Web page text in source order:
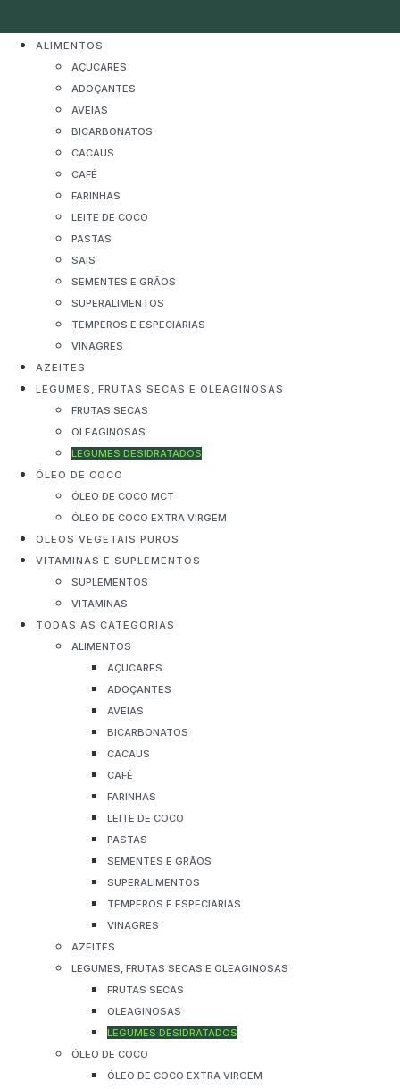
ALIMENTOS
AÇUCARES
ADOÇANTES
AVEIAS
BICARBONATOS
CACAUS
CAFÉ
FARINHAS
LEITE DE COCO
PASTAS
SAIS
SEMENTES E GRÃOS
SUPERALIMENTOS
TEMPEROS E ESPECIARIAS
VINAGRES
AZEITES
LEGUMES, FRUTAS SECAS E OLEAGINOSAS
FRUTAS SECAS
OLEAGINOSAS
LEGUMES DESIDRATADOS
ÓLEO DE COCO
ÓLEO DE COCO MCT
ÓLEO DE COCO EXTRA VIRGEM
OLEOS VEGETAIS PUROS
VITAMINAS E SUPLEMENTOS
SUPLEMENTOS
VITAMINAS
TODAS AS CATEGORIAS
ALIMENTOS
AÇUCARES
ADOÇANTES
AVEIAS
BICARBONATOS
CACAUS
CAFÉ
FARINHAS
LEITE DE COCO
PASTAS
SEMENTES E GRÃOS
SUPERALIMENTOS
TEMPEROS E ESPECIARIAS
VINAGRES
AZEITES
LEGUMES, FRUTAS SECAS E OLEAGINOSAS
FRUTAS SECAS
OLEAGINOSAS
LEGUMES DESIDRATADOS
ÓLEO DE COCO
ÓLEO DE COCO EXTRA VIRGEM